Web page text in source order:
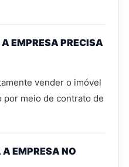
EMPRESA PRECISA
vender o imóvel
por meio de contrato de
EMPRESA NO